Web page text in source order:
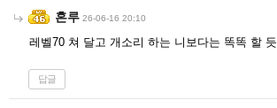
혼루 26-06-16 20:10
레벨70 쳐 달고 개소리 하는 니보다는 똑똑 할 듯
답글